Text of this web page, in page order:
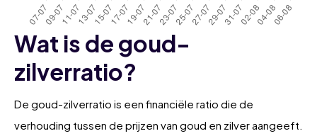
Wat is de goud-
zilverratio?
De goud-zilverratio is een financiële ratio die de
verhouding tussen de prijzen van goud en zilver aangeeft.